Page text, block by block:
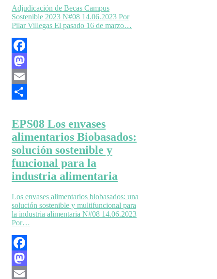
Adjudicación de Becas Campus
Sostenible 2023 N#08 14.06.2023 Por
Pilar Villegas El pasado 16 de marzo…
Facebook
Mastodon
Email
EPS08 Los envases
alimentarios Biobasados:
solución sostenible y
funcional para la
industria alimentaria
Los envases alimentarios biobasados: una
solución sostenible y multifuncional para
la industria alimentaria N#08 14.06.2023
Por…
Facebook
Mastodon